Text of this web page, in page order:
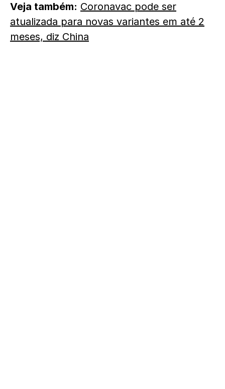
Veja também: Coronavac pode ser
atualizada para novas variantes em até 2
meses, diz China